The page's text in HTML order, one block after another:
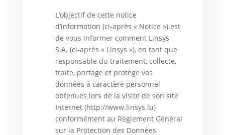
L’objectif de cette notice
d’information (ci-après « Notice ») est
de vous informer comment Linsys
S.A. (ci-après « Linsys »), en tant que
responsable du traitement, collecte,
traite, partage et protège vos
données à caractère personnel
obtenues lors de la visite de son site
Internet (http://www.linsys.lu)
conformément au Règlement Général
sur la Protection des Données